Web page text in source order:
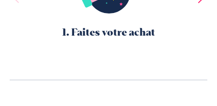
1. Faites votre achat